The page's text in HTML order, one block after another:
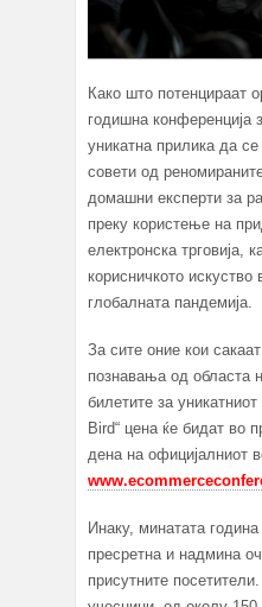
Како што потенцираат
годишна конференција
уникатна прилика да се
совети од
домашни експерти за
преку користење на
електронска трговија,
корисничкото искуство
глобалната пандемија.
За сите оние кои
познавања од областа
билетите за
Bird“ цена ќе бидат во
дена на официјалниот
Инаку, минатата
пресретна и надмина
присутните